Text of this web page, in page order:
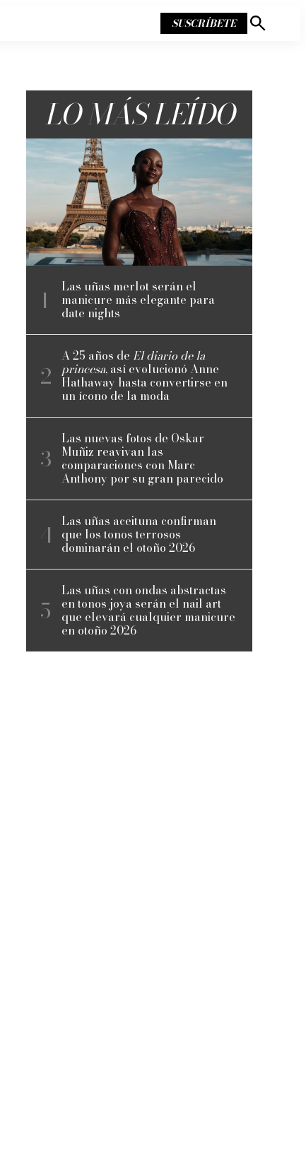
SUSCRÍBETE
Mostrar
LO MÁS LEÍDO
Las uñas merlot serán el
manicure más elegante para
date nights
A 25 años de El diario de la
princesa, así evolucionó Anne
Hathaway hasta convertirse en
un ícono de la moda
Las nuevas fotos de Oskar
Muñiz reavivan las
comparaciones con Marc
Anthony por su gran parecido
Las uñas aceituna confirman
que los tonos terrosos
dominarán el otoño 2026
Las uñas con ondas abstractas
en tonos joya serán el nail art
que elevará cualquier manicure
en otoño 2026